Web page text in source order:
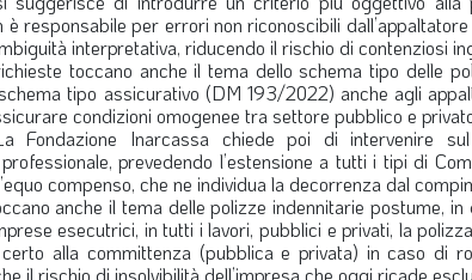
responsabile per errori non riconoscibili
interpretativa, riducendo il rischio di contenziosi
toccano anche il tema dello schema tipo delle
tipo assicurativo (DM 193/2022) anche agli
condizioni omogenee tra settore pubblico e
Fondazione Inarcassa chiede poi di intervenire
prevedendo l’estensione a tutti i tipi di
compenso, che ne individua la decorrenza dal
anche il tema delle polizze indennitarie postume,
esecutrici, in tutti i lavori, pubblici e privati, la
alla committenza (pubblica e privata) in caso di
il rischio di insolvibilità dell’impresa che oggi ricade